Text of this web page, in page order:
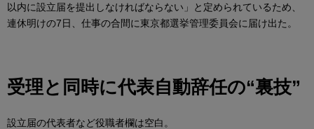
以内に設立届を提出しなければならない」と定められているため、
連休明けの7日、仕事の合間に東京都選挙管理委員会に届け出た。
受理と同時に代表自動辞任の“裏技”
設立届の代表者など役職者欄は空白。